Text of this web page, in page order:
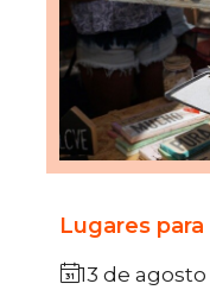
Lugares
13 de